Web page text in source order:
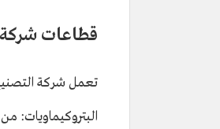
قطاعات شركة
تعمل شركة
البتروكيماويات: